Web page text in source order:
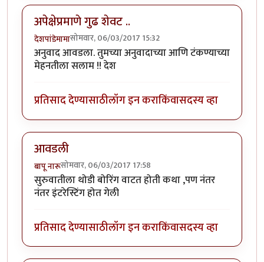
अपेक्षेप्रमाणे गुढ शेवट ..
देशपांडेमामासोमवार, 06/03/2017 15:32
अनुवाद आवडला. तुमच्या अनुवादाच्या आणि टंकण्याच्या
मेहनतीला सलाम !! देश
प्रतिसाद देण्यासाठीलॉग इन कराकिंवासदस्य व्हा
आवडली
बापू नारूसोमवार, 06/03/2017 17:58
सुरुवातीला थोडी बोरिंग वाटत होती कथा ,पण नंतर
नंतर इंटरेस्टिंग होत गेली
प्रतिसाद देण्यासाठीलॉग इन कराकिंवासदस्य व्हा